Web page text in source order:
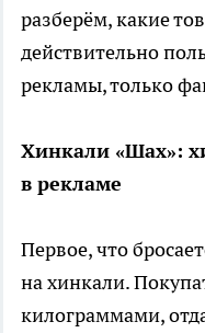
разберём, какие
действительно
рекламы, только
Хинкали «Шах»:
в рекламе
Первое, что
на хинкали.
килограммами,